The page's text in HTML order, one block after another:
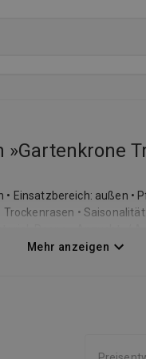
Einsatzbereich: außen •
•
2 x im Jahr •
Mehr anzeigen